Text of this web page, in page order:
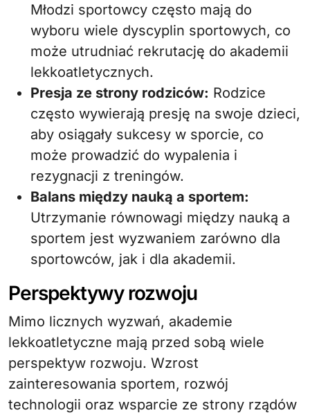
Młodzi sportowcy często mają do
wyboru wiele dyscyplin sportowych, co
może utrudniać rekrutację do akademii
lekkoatletycznych.
Presja ze strony rodziców: Rodzice
często wywierają presję na swoje dzieci,
aby osiągały sukcesy w sporcie, co
może prowadzić do wypalenia i
rezygnacji z treningów.
Balans między nauką a sportem:
Utrzymanie równowagi między nauką a
sportem jest wyzwaniem zarówno dla
sportowców, jak i dla akademii.
Perspektywy rozwoju
Mimo licznych wyzwań, akademie
lekkoatletyczne mają przed sobą wiele
perspektyw rozwoju. Wzrost
zainteresowania sportem, rozwój
technologii oraz wsparcie ze strony rządów